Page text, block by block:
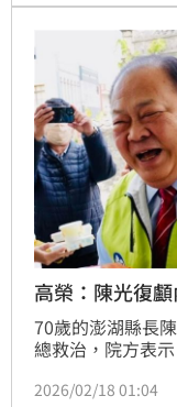
不適的狀況，不
高榮：陳光復
70歲的澎湖縣長
總救治，院方表
險的觀察期。
2026/02/18 01:04